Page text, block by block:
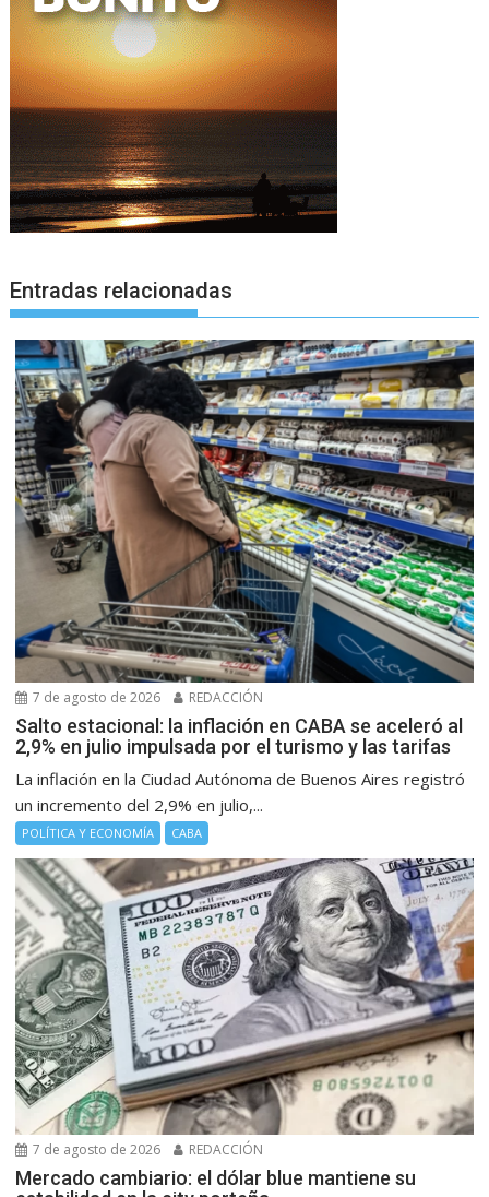
Entradas relacionadas
7 de agosto de 2026 REDACCIÓN
Salto estacional: la inflación en CABA se aceleró al
2,9% en julio impulsada por el turismo y las tarifas
La inflación en la Ciudad Autónoma de Buenos Aires registró
un incremento del 2,9% en julio,...
POLÍTICA Y ECONOMÍA CABA
7 de agosto de 2026 REDACCIÓN
Mercado cambiario: el dólar blue mantiene su